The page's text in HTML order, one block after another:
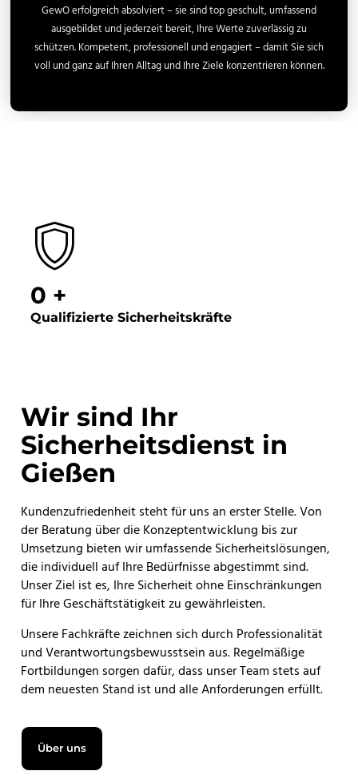
GewO erfolgreich absolviert – sie sind top geschult, umfassend
ausgebildet und jederzeit bereit, Ihre Werte zuverlässig zu
schützen. Kompetent, professionell und engagiert – damit Sie sich
voll und ganz auf Ihren Alltag und Ihre Ziele konzentrieren können.
0 +
Qualifizierte Sicherheitskräfte
Wir sind Ihr
Sicherheitsdienst in
Gießen
Kundenzufriedenheit steht für uns an erster Stelle. Von
der Beratung über die Konzeptentwicklung bis zur
Umsetzung bieten wir umfassende Sicherheitslösungen,
die individuell auf Ihre Bedürfnisse abgestimmt sind.
Unser Ziel ist es, Ihre Sicherheit ohne Einschränkungen
für Ihre Geschäftstätigkeit zu gewährleisten.
Unsere Fachkräfte zeichnen sich durch Professionalität
und Verantwortungsbewusstsein aus. Regelmäßige
Fortbildungen sorgen dafür, dass unser Team stets auf
dem neuesten Stand ist und alle Anforderungen erfüllt.
Über uns